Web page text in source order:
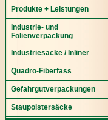
Produkte + Leistungen
Industrie- und
Folienverpackung
Industriesäcke / Inliner
Quadro-Fiberfass
Gefahrgutverpackungen
Staupolstersäcke